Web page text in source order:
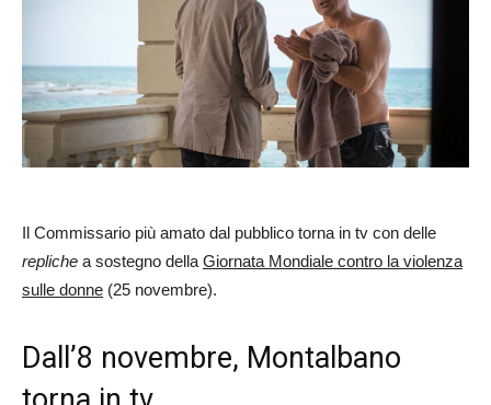
Il Commissario più amato dal pubblico torna in tv con delle
repliche a sostegno dellaGiornata Mondiale contro la violenza
sulle donne (25 novembre).
Dall’8 novembre, Montalbano